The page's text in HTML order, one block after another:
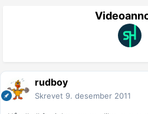
rudboy
Skrevet 9. desember 2011